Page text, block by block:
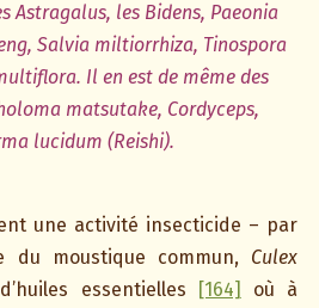
Astragalus, les Bidens, Paeonia
Salvia miltiorrhiza, Tinospora
Il en est de même des
matsutake, Cordyceps,
lucidum (Reishi).
une activité insecticide – par
du moustique commun, Culex
essentielles [164]
où à